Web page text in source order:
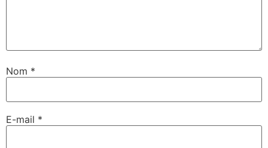
Nom *
E-mail *